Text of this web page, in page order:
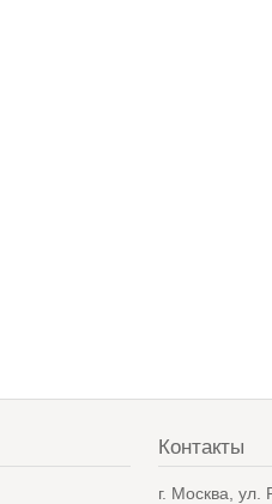
Контакты
г. Москва, ул.